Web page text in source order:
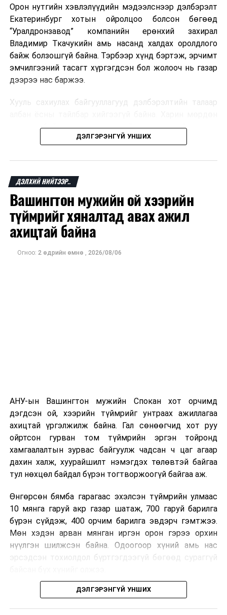
Мароккогийн хөдөлмөр эрхлэлтийн сайд мэдэгджээ.
Орон нутгийн хэвлэлүүдийн мэдээлснээр дэлбэрэлт
Екатеринбург хотын ойролцоо болсон бөгөөд
“Уралдронзавод” компанийн ерөнхий захирал
Владимир Ткачукийн амь насанд халдах оролдлого
байж болзошгүй байна. Тэрбээр хүнд бэртэж, эрчимт
эмчилгээний тасагт хүргэгдсэн бол жолооч нь газар
дээрээ нас баржээ.
Хууль сахиулах байгууллагууд дэлбэрэлтийн талаар
шалгах байгууллага олон нийтэд аюултай аргаар
хүний амь насанд халдахыг завдсан гэх үндэслэлээр
мэдээлжээ.
“Уралдронзавод” компани 2023 онд Екатеринбург
хотод байгуулагдсан бөгөөд нисгэгчгүй нисэх
төхөөрөмж үйлдвэрлэдэг аж. Тус компанийн 2025
оны орлого 6.2 тэрбум рубль, цэвэр ашиг нь 1.9
тэрбум рубльд хүрсэн гэж РБК мэдээлсэн байна.
Одоогоор дэлбэрэлтийн шалтгаан, хэрэгт холбоотой
ДЭЛГЭРЭНГҮЙ УНШИХ
ДЭЛХИЙ НИЙТЭЭР..
Вашингтон мужийн ой хээрийн
түймрийг хяналтад авах ажил
ахицтай байна
Огноо: 2 өдрийн өмнө , 2026/08/06
АНУ-ын Вашингтон мужийн Спокан хот орчимд
дэгдсэн ой, хээрийн түймрийг унтраах ажиллагаа
ахицтай үргэлжилж байна. Гал сөнөөгчид хот руу
ойртсон гурван том түймрийн эргэн тойронд
хамгаалалтын зурвас байгуулж чадсан ч цаг агаар
дахин халж, хуурайшилт нэмэгдэх төлөвтэй байгаа
тул нөхцөл байдал бүрэн тогтворжоогүй байгаа аж.
Өнгөрсөн бямба гарагаас эхэлсэн түймрийн улмаас
10 мянга гаруй акр газар шатаж, 700 гаруй барилга
бүрэн сүйдэж, 400 орчим барилга эвдэрч гэмтжээ.
Мөн хэдэн арван мянган иргэн орон гэрээ орхин
нүүлгэн шилжсэн байна. Одоогоор хүний амь нас
эрсэдсэн тохиолдол бүртгэгдээгүй бөгөөд сураггүй
Албаныхны мэдээлснээр түймрийн нэг голомтыг
ДЭЛГЭРЭНГҮЙ УНШИХ